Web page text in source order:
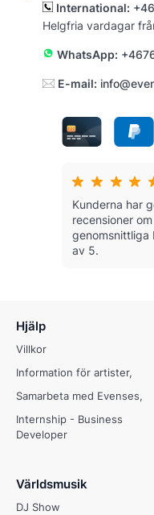
International:
Helgfria vardagar
WhatsApp:
E-mail:
Kunderna har
recensioner
av 5.
Hjälp
Villkor
Information för artister
Samarbeta med Evenses
Internship - Business
Developer
Världsmusik
DJ Show